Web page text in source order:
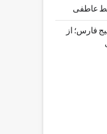
عاطفی
فارس؛ از